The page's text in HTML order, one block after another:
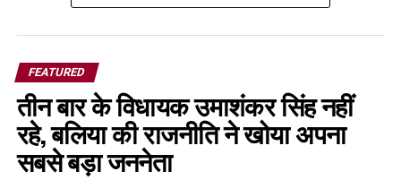
FEATURED
तीन बार के विधायक उमाशंकर सिंह नहीं
रहे, बलिया की राजनीति ने खोया अपना
सबसे बड़ा जननेता